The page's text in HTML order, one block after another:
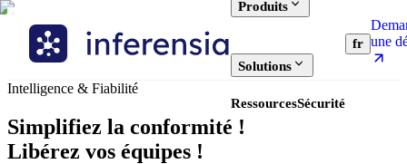
Produits
Solutions
RessourcesSécurité
fr une
Intelligence & Fiabilité
Simplifiez la conformité !
Libérez vos équipes !